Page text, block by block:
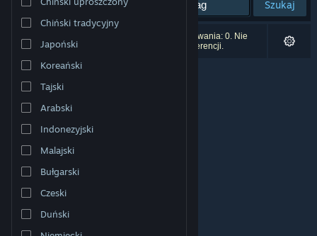
Zmień język
Pobierz aplikację mobilną Steam
Wersja przeglądarkowa
Chiński tradycyjny
Japoński
Koreański
Tajski
Arabski
Indonezyjski
Malajski
Bułgarski
Czeski
Duński
Szukaj
Liczba wyników pasujących do twojego wyszukiwania: 0. Nie
uwzględniono 1 tytułu na podstawie twoich preferencji.